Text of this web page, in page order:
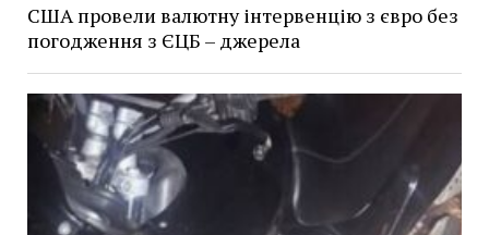
США провели валютну інтервенцію з євро без
погодження з ЄЦБ – джерела